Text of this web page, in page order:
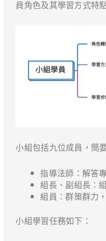
員角色及其學習方式特
小組包括九位成員，簡
指導法師：解答
組長、副組長：
組員：群策群力
小組學習任務如下：